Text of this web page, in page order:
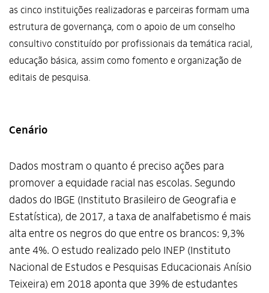
as cinco instituições realizadoras e parceiras formam uma
estrutura de governança, com o apoio de um conselho
consultivo constituído por profissionais da temática racial,
educação básica, assim como fomento e organização de
editais de pesquisa.
Cenário
Dados mostram o quanto é preciso ações para
promover a equidade racial nas escolas. Segundo
dados do IBGE (Instituto Brasileiro de Geografia e
Estatística), de 2017, a taxa de analfabetismo é mais
alta entre os negros do que entre os brancos: 9,3%
ante 4%. O estudo realizado pelo INEP (Instituto
Nacional de Estudos e Pesquisas Educacionais Anísio
Teixeira) em 2018 aponta que 39% de estudantes